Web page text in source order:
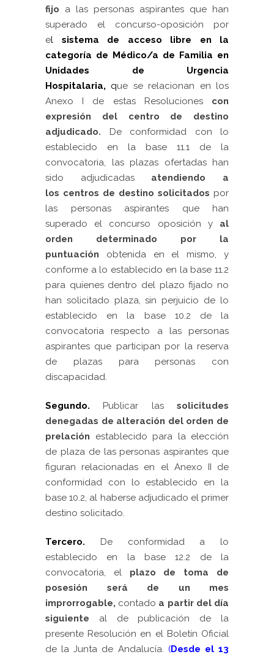
fijo a las personas aspirantes que han
superado el concurso-oposición por
el sistema de acceso libre
en la
categoría de Médico/a de Familia en
Unidades de Urgencia
Hospitalaria, que se relacionan en los
Anexo I de estas Resoluciones con
expresión del centro de destino
adjudicado. De conformidad con lo
establecido en la base 11.1 de la
convocatoria, las plazas ofertadas han
sido adjudicadas atendiendo a
los centros de destino solicitados por
las personas aspirantes que han
superado el concurso oposición y al
orden determinado por la
puntuación obtenida en el mismo, y
conforme a lo establecido en la base 11.2
para quienes dentro del plazo fijado no
han solicitado plaza, sin perjuicio de lo
establecido en la base 10.2 de la
convocatoria respecto a las personas
aspirantes que participan por la reserva
de plazas para personas con
discapacidad.
Segundo. Publicar lassolicitudes
denegadas de alteración del orden de
prelación establecido para la elección
de plaza de las personas aspirantes que
figuran relacionadas en el Anexo II de
conformidad con lo establecido en la
base 10.2, al haberse adjudicado el primer
destino solicitado.
Tercero.
De conformidad a lo
establecido en la base 12.2 de la
convocatoria, el plazo de toma de
posesión será de un mes
improrrogable, contado a partir del día
siguiente al de publicación de la
presente Resolución en el Boletín Oficial
de la Junta de Andalucía. (Desde el 13